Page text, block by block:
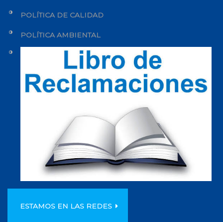
POLÍTICA DE CALIDAD
POLÍTICA AMBIENTAL
ESTAMOS EN LAS REDES